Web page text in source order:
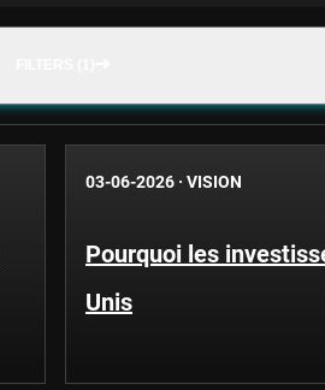
03-06-2026 · VISION
Pourquoi les
Unis